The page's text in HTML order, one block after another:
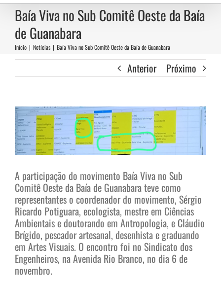
Baía Viva no Sub Comitê Oeste da Baía
de Guanabara
Início | Notícias | Baía Viva no Sub Comitê Oeste da Baía de Guanabara
Anterior Próximo
View
Larger
Image
A participação do movimento Baía Viva no Sub
Comitê Oeste da Baía de Guanabara teve como
representantes o coordenador do movimento, Sérgio
Ricardo Potiguara, ecologista, mestre em Ciências
Ambientais e doutorando em Antropologia, e Cláudio
Brígido, pescador artesanal, desenhista e graduando
em Artes Visuais. O encontro foi no Sindicato dos
Engenheiros, na Avenida Rio Branco, no dia 6 de
novembro.